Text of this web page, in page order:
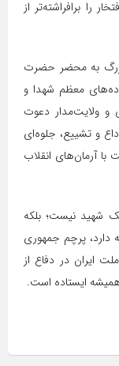
را برافراشته‌تر از
بزرگ به محضر حضرت
معظم شهدا و
و ولایت‌مدار دعوت
و تشییع، جلوه‌ای
آرمان‌های انقلاب
شهید نیست؛ بلکه
دارد، پرچم جمهوری
ایران در دفاع از
همیشه ایستاده است.